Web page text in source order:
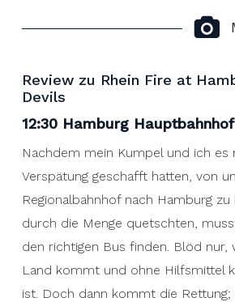
Review zu Rhein Fire at
Devils
12:30 Hamburg Hauptbahnhof
Nachdem mein Kumpel und ich es
Verspätung geschafft hatten, von
Regionalbahnhof nach Hamburg
durch die Menge quetschten,
den richtigen Bus finden. Blöd nur,
Land kommt und ohne Hilfsmittel
ist. Doch dann kommt die Rettung;